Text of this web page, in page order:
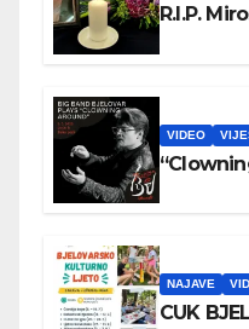
R.I.P.
VIDEO
NAJAVE
CUK